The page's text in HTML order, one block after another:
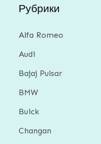
Рубрики
Alfa Romeo
Audi
Bajaj Pulsar
BMW
Buick
Changan